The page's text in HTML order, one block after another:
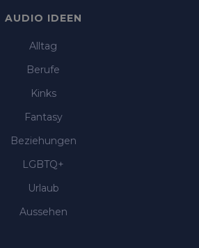
AUDIO IDEEN
Alltag
Berufe
Kinks
Fantasy
Beziehungen
LGBTQ+
Urlaub
Aussehen